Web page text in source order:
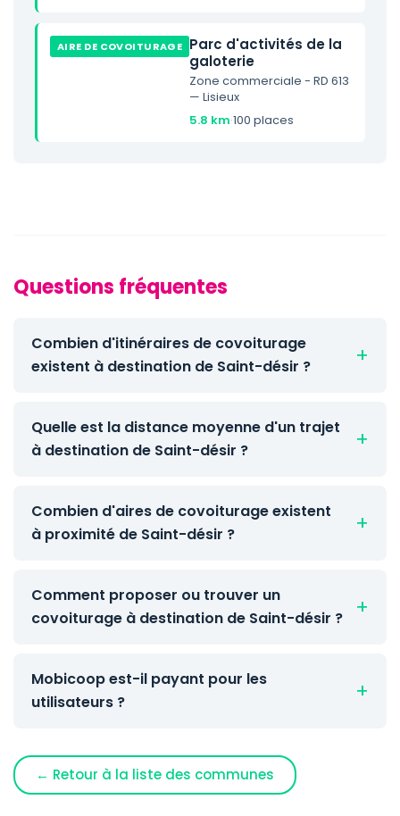
AIRE DE COVOITURAGE Parc d'activités de la
galoterie
Zone commerciale - RD 613
— Lisieux
5.8 km·100 places
Questions fréquentes
Combien d'itinéraires de covoiturage
existent à destination de Saint-désir ?
Quelle est la distance moyenne d'un trajet
à destination de Saint-désir ?
Combien d'aires de covoiturage existent
à proximité de Saint-désir ?
Comment proposer ou trouver un
covoiturage à destination de Saint-désir ?
Mobicoop est-il payant pour les
utilisateurs ?
← Retour à la liste des communes